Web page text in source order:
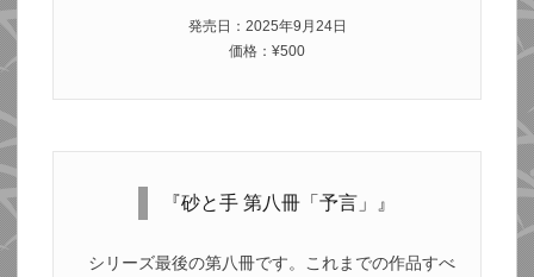
発売日：2025年9月24日
価格：¥500
『砂と手 第八冊「予言」』
シリーズ最後の第八冊です。これまでの作品すべ